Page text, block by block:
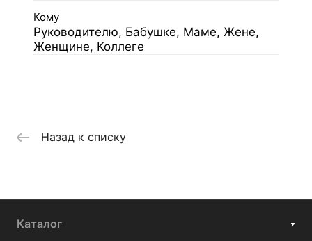
Кому
Руководителю, Бабушке, Маме, Жене,
Женщине, Коллеге
Назад к списку
Каталог